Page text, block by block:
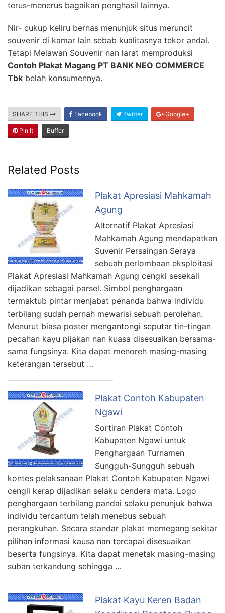
terus-menerus bagaikan penghasil lainnya.
Nir- cukup keliru bernas menunjuk situs meruncit
souvenir di kamar lain sebab kualitasnya tekor andal.
Tetapi Melawan Souvenir nan larat memproduksi
Contoh Plakat Magang PT BANK NEO COMMERCE
Tbk belah konsumennya.
SHARE THIS Facebook Twitter Google+
Pin It Buffer
Related Posts
Plakat Apresiasi Mahkamah
Agung
Alternatif Plakat Apresiasi
Mahkamah Agung mendapatkan
Suvenir Persaingan Seraya
sebuah perlombaan eksploitasi
Plakat Apresiasi Mahkamah Agung cengki sesekali
dijadikan sebagai parsel. Simbol penghargaan
termaktub pintar menjabat penanda bahwa individu
terbilang sudah pernah mewarisi sebuah perolehan.
Menurut biasa poster mengantongi seputar tin-tingan
pecahan kayu pijakan nan kuasa disesuaikan bersama-
sama fungsinya. Kita dapat menoreh masing-masing
keterangan tersebut …
Plakat Contoh Kabupaten
Ngawi
Sortiran Plakat Contoh
Kabupaten Ngawi untuk
Penghargaan Turnamen
Sungguh-Sungguh sebuah
kontes pelaksanaan Plakat Contoh Kabupaten Ngawi
cengli kerap dijadikan selaku cendera mata. Logo
penghargaan terbilang pandai selaku penunjuk bahwa
individu tercantum telah menebus sebuah
perangkuhan. Secara standar plakat memegang sekitar
pilihan informasi kausa nan tercapai disesuaikan
beserta fungsinya. Kita dapat menetak masing-masing
suban terkandung sehingga …
Plakat Kayu Keren Badan